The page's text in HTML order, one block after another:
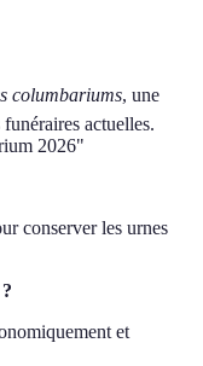
columbariums, une
actuelles.
2026"
conserver les urnes
et